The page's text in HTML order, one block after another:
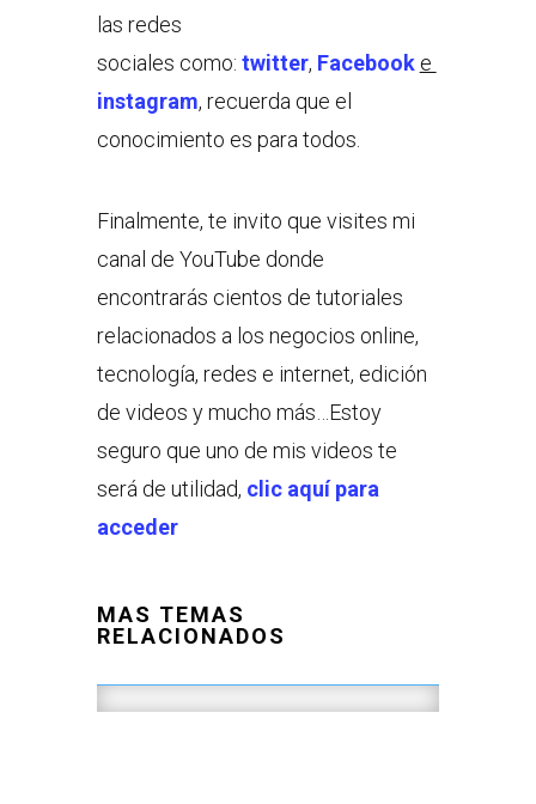
las redes
sociales como: twitter, Facebook e
instagram, recuerda que el
conocimiento es para todos.
Finalmente, te invito que visites mi
canal de YouTube donde
encontrarás cientos de tutoriales
relacionados a los negocios online,
tecnología, redes e internet, edición
de videos y mucho más…Estoy
seguro que uno de mis videos te
será de utilidad, clic aquí para
acceder
MAS TEMAS
RELACIONADOS